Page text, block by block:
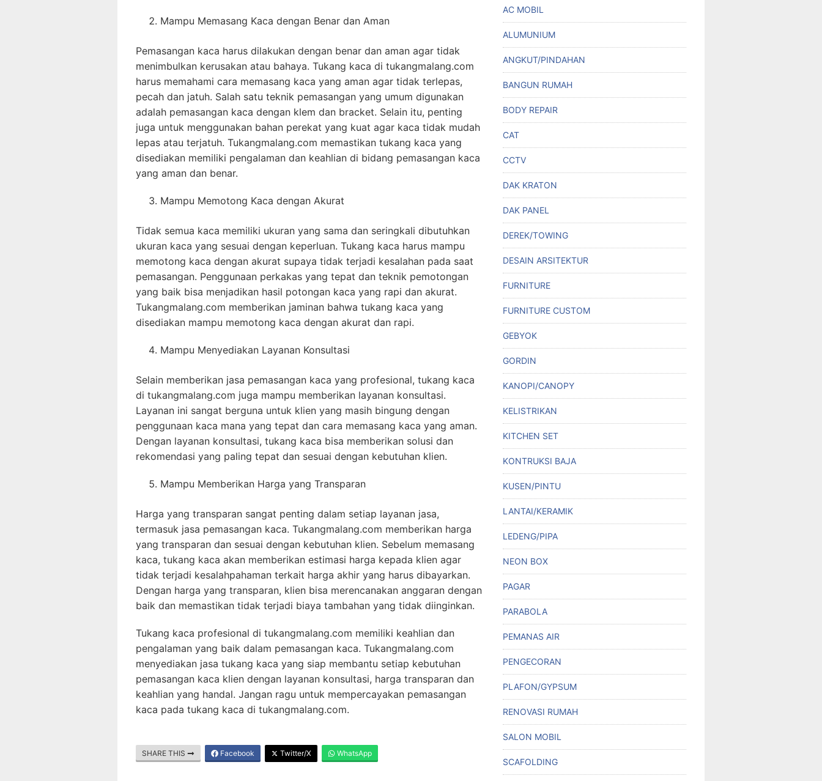
Mampu Memasang Kaca dengan Benar dan Aman
Pemasangan kaca harus dilakukan dengan benar dan aman agar tidak
menimbulkan kerusakan atau bahaya. Tukang kaca di tukangmalang.com
harus memahami cara memasang kaca yang aman agar tidak terlepas,
pecah dan jatuh. Salah satu teknik pemasangan yang umum digunakan
adalah pemasangan kaca dengan klem dan bracket. Selain itu, penting
juga untuk menggunakan bahan perekat yang kuat agar kaca tidak mudah
lepas atau terjatuh. Tukangmalang.com memastikan tukang kaca yang
disediakan memiliki pengalaman dan keahlian di bidang pemasangan kaca
yang aman dan benar.
Mampu Memotong Kaca dengan Akurat
Tidak semua kaca memiliki ukuran yang sama dan seringkali dibutuhkan
ukuran kaca yang sesuai dengan keperluan. Tukang kaca harus mampu
memotong kaca dengan akurat supaya tidak terjadi kesalahan pada saat
pemasangan. Penggunaan perkakas yang tepat dan teknik pemotongan
yang baik bisa menjadikan hasil potongan kaca yang rapi dan akurat.
Tukangmalang.com memberikan jaminan bahwa tukang kaca yang
disediakan mampu memotong kaca dengan akurat dan rapi.
Mampu Menyediakan Layanan Konsultasi
Selain memberikan jasa pemasangan kaca yang profesional, tukang kaca
di tukangmalang.com juga mampu memberikan layanan konsultasi.
Layanan ini sangat berguna untuk klien yang masih bingung dengan
penggunaan kaca mana yang tepat dan cara memasang kaca yang aman.
Dengan layanan konsultasi, tukang kaca bisa memberikan solusi dan
rekomendasi yang paling tepat dan sesuai dengan kebutuhan klien.
Mampu Memberikan Harga yang Transparan
Harga yang transparan sangat penting dalam setiap layanan jasa,
termasuk jasa pemasangan kaca. Tukangmalang.com memberikan harga
yang transparan dan sesuai dengan kebutuhan klien. Sebelum memasang
kaca, tukang kaca akan memberikan estimasi harga kepada klien agar
tidak terjadi kesalahpahaman terkait harga akhir yang harus dibayarkan.
Dengan harga yang transparan, klien bisa merencanakan anggaran dengan
baik dan memastikan tidak terjadi biaya tambahan yang tidak diinginkan.
Tukang kaca profesional di tukangmalang.com memiliki keahlian dan
pengalaman yang baik dalam pemasangan kaca. Tukangmalang.com
menyediakan jasa tukang kaca yang siap membantu setiap kebutuhan
pemasangan kaca klien dengan layanan konsultasi, harga transparan dan
keahlian yang handal. Jangan ragu untuk mempercayakan pemasangan
kaca pada tukang kaca di tukangmalang.com.
SHARE THIS Facebook Twitter/X WhatsApp
AC MOBIL
ALUMUNIUM
ANGKUT/PINDAHAN
BANGUN RUMAH
BODY REPAIR
CAT
CCTV
DAK KRATON
DAK PANEL
DEREK/TOWING
DESAIN ARSITEKTUR
FURNITURE
FURNITURE CUSTOM
GEBYOK
GORDIN
KANOPI/CANOPY
KELISTRIKAN
KITCHEN SET
KONTRUKSI BAJA
KUSEN/PINTU
LANTAI/KERAMIK
LEDENG/PIPA
NEON BOX
PAGAR
PARABOLA
PEMANAS AIR
PENGECORAN
PLAFON/GYPSUM
RENOVASI RUMAH
SALON MOBIL
SCAFOLDING